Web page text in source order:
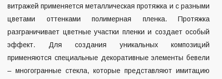
витражей применяется металлическая протяжка и с разными
цветами оттенками полимерная пленка. Протяжка
разграничивает цветные участки пленки и создает особый
эффект. Для создания уникальных композиций
применяются специальные декоративные элементы бевели
– многогранные стекла, которые представляют имитацию